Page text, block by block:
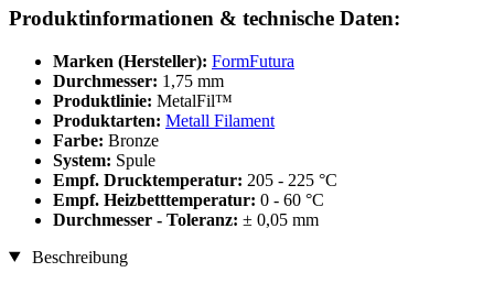
Produktinformationen & technische Daten:
Marken (Hersteller): FormFutura
Durchmesser: 1,75 mm
Produktlinie: MetalFil™
Produktarten: Metall Filament
Farbe: Bronze
System: Spule
Empf. Drucktemperatur: 205 - 225 °C
Empf. Heizbetttemperatur: 0 - 60 °C
Durchmesser - Toleranz: ± 0,05 mm
Beschreibung